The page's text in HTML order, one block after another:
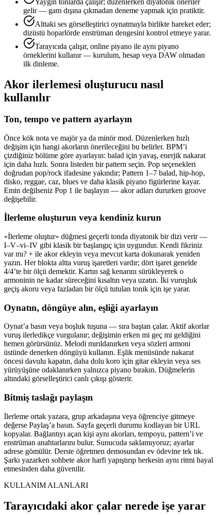
Yaygın tonlarda çalışır; düzenlerken diyatonik öneriler
gelir — gam dışına çıkmadan deneme yapmak için pratiktir.
Alttaki ses görselleştirici oynatmayla birlikte hareket eder;
dizüstü hoparlörde enstrüman dengesini kontrol etmeye yarar.
Tarayıcıda çalışır, online piyano ile aynı piyano
örneklerini kullanır — kurulum, hesap veya DAW olmadan
ilk dinleme.
Akor ilerlemesi oluşturucu nasıl
kullanılır
Ton, tempo ve pattern ayarlayın
Önce kök nota ve majör ya da minör mod. Düzenlerken hızlı
değişim için hangi akorların önerileceğini bu belirler. BPM’i
çizdiğiniz bölüme göre ayarlayın: balad için yavaş, enerjik nakarat
için daha hızlı. Sonra listeden bir pattern seçin. Pop seçenekleri
doğrudan pop/rock ifadesine yakındır; Pattern 1–7 balad, hip-hop,
disko, reggae, caz, blues ve daha klasik piyano figürlerine kayar.
Emin değilseniz Pop 1 ile başlayın — akor adları dururken groove
değişebilir.
İlerleme oluşturun veya kendiniz kurun
«İlerleme oluştur» düğmesi geçerli tonda diyatonik bir dizi verir —
I–V–vi–IV gibi klasik bir başlangıç için uygundur. Kendi fikriniz
var mı? + ile akor ekleyin veya mevcut karta dokunarak yeniden
yazın. Her blokta altta vuruş işaretleri vardır; dört işaret genelde
4/4’te bir ölçü demektir. Kartın sağ kenarını sürükleyerek o
armoninin ne kadar süreceğini kısaltın veya uzatın. İki vuruşluk
geçiş akoru veya fazladan bir ölçü tutulan tonik için işe yarar.
Oynatın, döngüye alın, eşliği ayarlayın
Oynat’a basın veya boşluk tuşuna — sıra baştan çalar. Aktif akorlar
vuruş ilerledikçe vurgulanır; değişimin erken mi geç mi geldiğini
hemen görürsünüz. Melodi mırıldanırken veya sözleri armoni
üstünde denerken döngüyü kullanın. Eşlik menüsünde nakarat
öncesi davulu kapatın, daha dolu koro için gitar ekleyin veya ses
yürüyüşüne odaklanırken yalnızca piyano bırakın. Düğmelerin
altındaki görselleştirici canlı çıkışı gösterir.
Bitmiş taslağı paylaşın
İlerleme ortak yazara, grup arkadaşına veya öğrenciye gitmeye
değerse Paylaş’a basın. Sayfa geçerli durumu kodlayan bir URL
kopyalar. Bağlantıyı açan kişi aynı akorları, tempoyu, pattern’i ve
enstrüman anahtarlarını bulur. Sunucuda saklamıyoruz; ayarlar
adrese gömülür. Derste öğretmen demosundan ev ödevine tek tık.
Şarkı yazarken sohbete akor harfi yapıştırıp herkesin aynı ritmi hayal
etmesinden daha güvenilir.
KULLANIM ALANLARI
Tarayıcıdaki akor çalar nerede işe yarar